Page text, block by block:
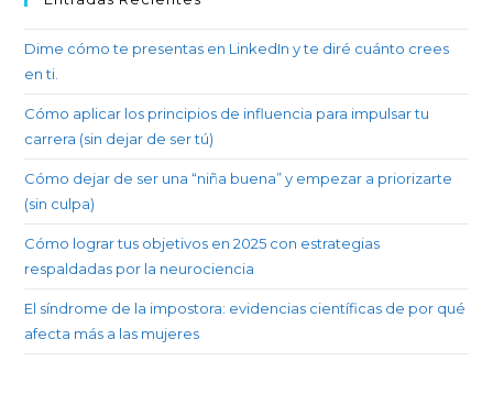
Dime cómo te presentas en LinkedIn y te diré cuánto crees
en ti.
Cómo aplicar los principios de influencia para impulsar tu
carrera (sin dejar de ser tú)
Cómo dejar de ser una “niña buena” y empezar a priorizarte
(sin culpa)
Cómo lograr tus objetivos en 2025 con estrategias
respaldadas por la neurociencia
El síndrome de la impostora: evidencias científicas de por qué
afecta más a las mujeres